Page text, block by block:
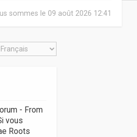
sommes le 09 août 2026 12:41
- From
vous
Roots